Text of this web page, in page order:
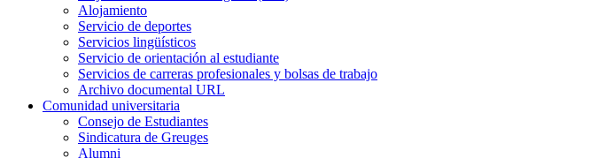
Alojamiento
Servicio de deportes
Servicios lingüísticos
Servicio de orientación al estudiante
Servicios de carreras profesionales y bolsas de trabajo
Archivo documental URL
Comunidad universitaria
Consejo de Estudiantes
Sindicatura de Greuges
Alumni